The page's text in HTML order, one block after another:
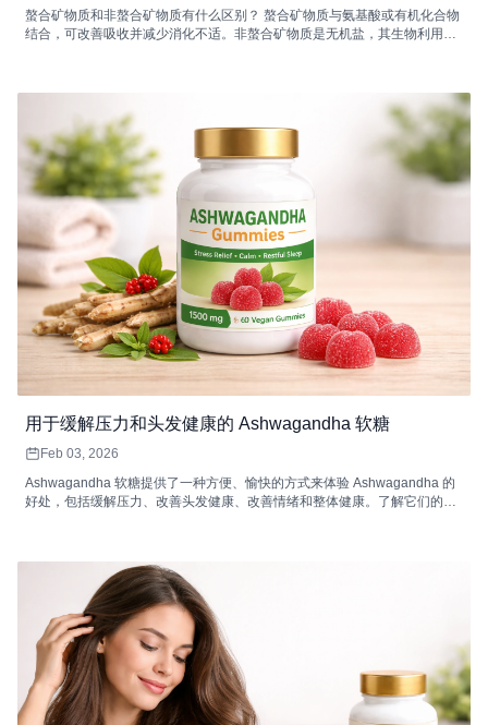
螯合矿物质和非螯合矿物质有什么区别？ 螯合矿物质与氨基酸或有机化合物
结合，可改善吸收并减少消化不适。非螯合矿物质是无机盐，其生物利​​用度
用于缓解压力和头发健康的 Ashwagandha 软糖
Feb 03, 2026
Ashwagandha 软糖提供了一种方便、愉快的方式来体验 Ashwagandha 的
好处，包括缓解压力、改善头发健康、改善情绪和整体健康。了解它们的工